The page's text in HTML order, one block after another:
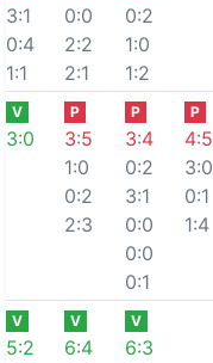
3:1
0:4
1:1
0:0
2:2
2:1
0:2
1:0
1:2
V
3:0
P
3:5
1:0
0:2
2:3
P
3:4
0:2
3:1
0:0
0:0
0:1
P
4:5
3:0
0:1
1:4
V
5:2
V
6:4
V
6:3